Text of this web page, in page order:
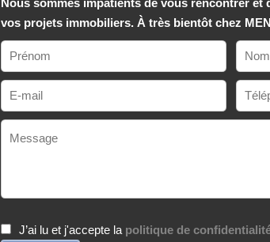
vos projets immobiliers. À très bientôt chez
J’ai lu et j'accepte la politique de